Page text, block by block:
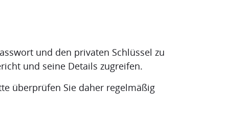
und den privaten Schlüssel zu
und seine Details zugreifen.
überprüfen Sie daher regelmäßig